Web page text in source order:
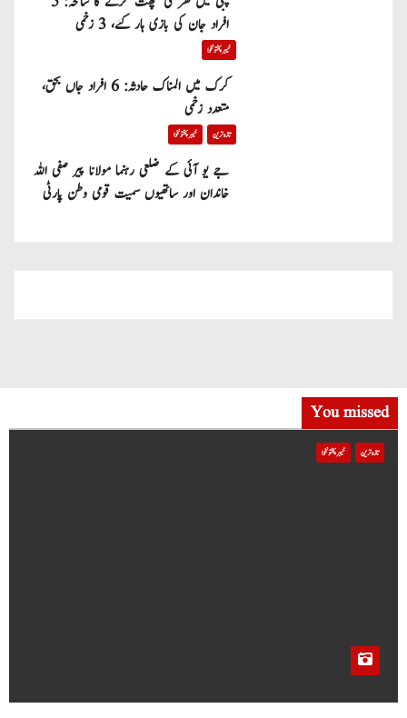
افراد جان کی بازی ہار گئے، 3 زخمی
خیبر پختونخوا
کرک میں المناک حادثہ: 6 افراد جاں بحق،
متعدد زخمی
تازہ ترین خیبر پختونخوا
جے یو آئی کے ضلعی رہنما مولانا پیر صفی اللہ
خاندان اور ساتھیوں سمیت قومی وطن پارٹی
You missed
تازہ ترین خیبر پختونخوا